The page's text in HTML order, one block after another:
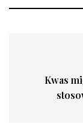
Kwas